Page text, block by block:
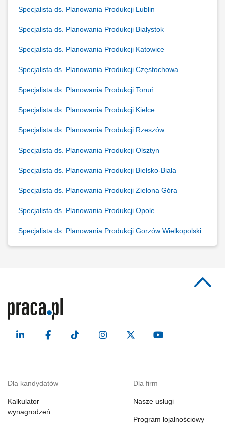
Specjalista ds. Planowania Produkcji Lublin
Specjalista ds. Planowania Produkcji Białystok
Specjalista ds. Planowania Produkcji Katowice
Specjalista ds. Planowania Produkcji Częstochowa
Specjalista ds. Planowania Produkcji Toruń
Specjalista ds. Planowania Produkcji Kielce
Specjalista ds. Planowania Produkcji Rzeszów
Specjalista ds. Planowania Produkcji Olsztyn
Specjalista ds. Planowania Produkcji Bielsko-Biała
Specjalista ds. Planowania Produkcji Zielona Góra
Specjalista ds. Planowania Produkcji Opole
Specjalista ds. Planowania Produkcji Gorzów Wielkopolski
Dla kandydatów
Kalkulator
wynagrodzeń
Dla firm
Nasze usługi
Program lojalnościowy